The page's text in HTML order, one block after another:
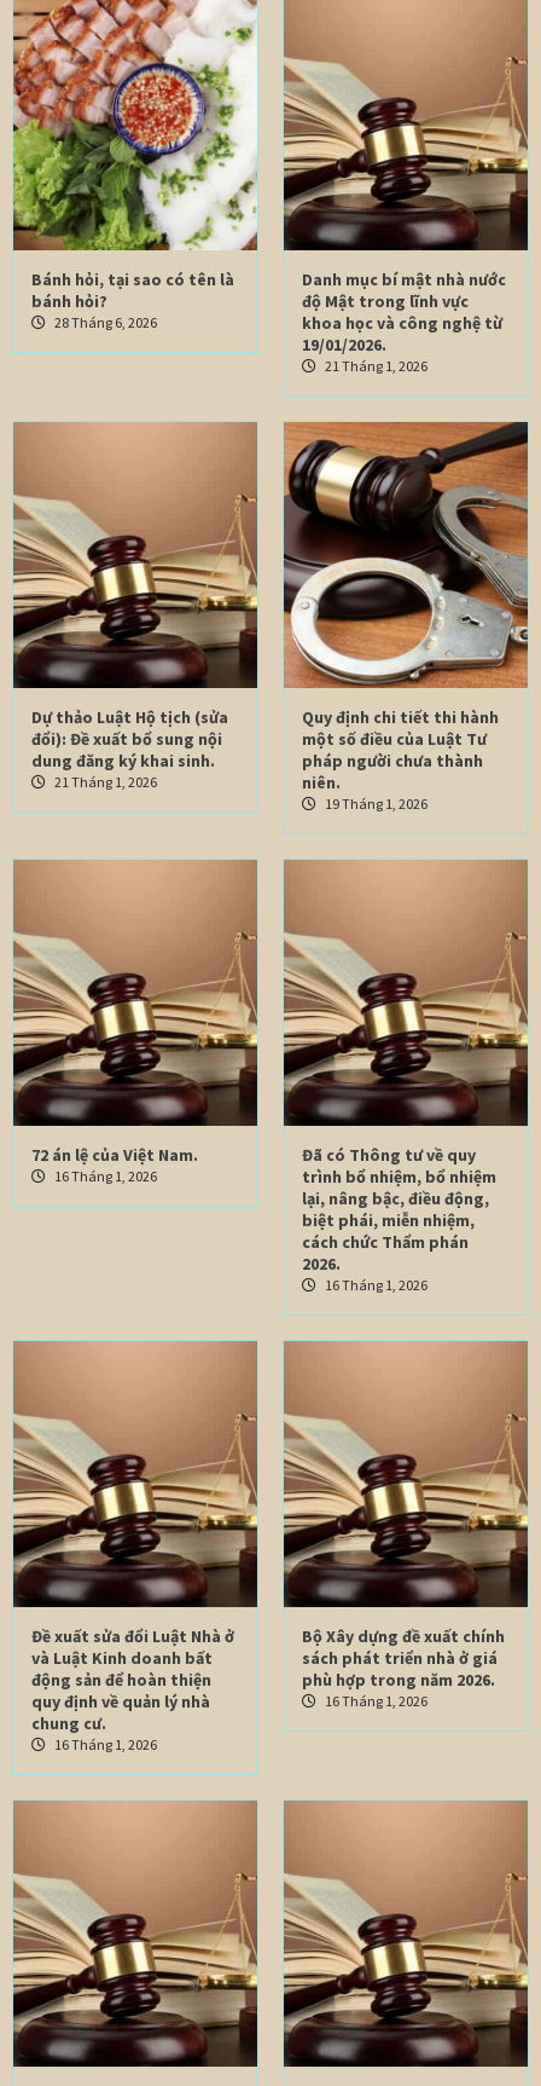
Bánh hỏi, tại sao có tên là
bánh hỏi?
28 Tháng 6, 2026
Danh mục bí mật nhà nước
độ Mật trong lĩnh vực
khoa học và công nghệ từ
19/01/2026.
21 Tháng 1, 2026
Dự thảo Luật Hộ tịch (sửa
đổi): Đề xuất bổ sung nội
dung đăng ký khai sinh.
21 Tháng 1, 2026
Quy định chi tiết thi hành
một số điều của Luật Tư
pháp người chưa thành
niên.
19 Tháng 1, 2026
72 án lệ của Việt Nam.
16 Tháng 1, 2026
Đã có Thông tư về quy
trình bổ nhiệm, bổ nhiệm
lại, nâng bậc, điều động,
biệt phái, miễn nhiệm,
cách chức Thẩm phán
2026.
16 Tháng 1, 2026
Đề xuất sửa đổi Luật Nhà ở
và Luật Kinh doanh bất
động sản để hoàn thiện
quy định về quản lý nhà
chung cư.
16 Tháng 1, 2026
Bộ Xây dựng đề xuất chính
sách phát triển nhà ở giá
phù hợp trong năm 2026.
16 Tháng 1, 2026